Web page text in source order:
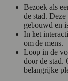
Bezoek als
de stad.
gebouwd en
In het
om de mens.
Loop in de
door de stad.
belangrijke